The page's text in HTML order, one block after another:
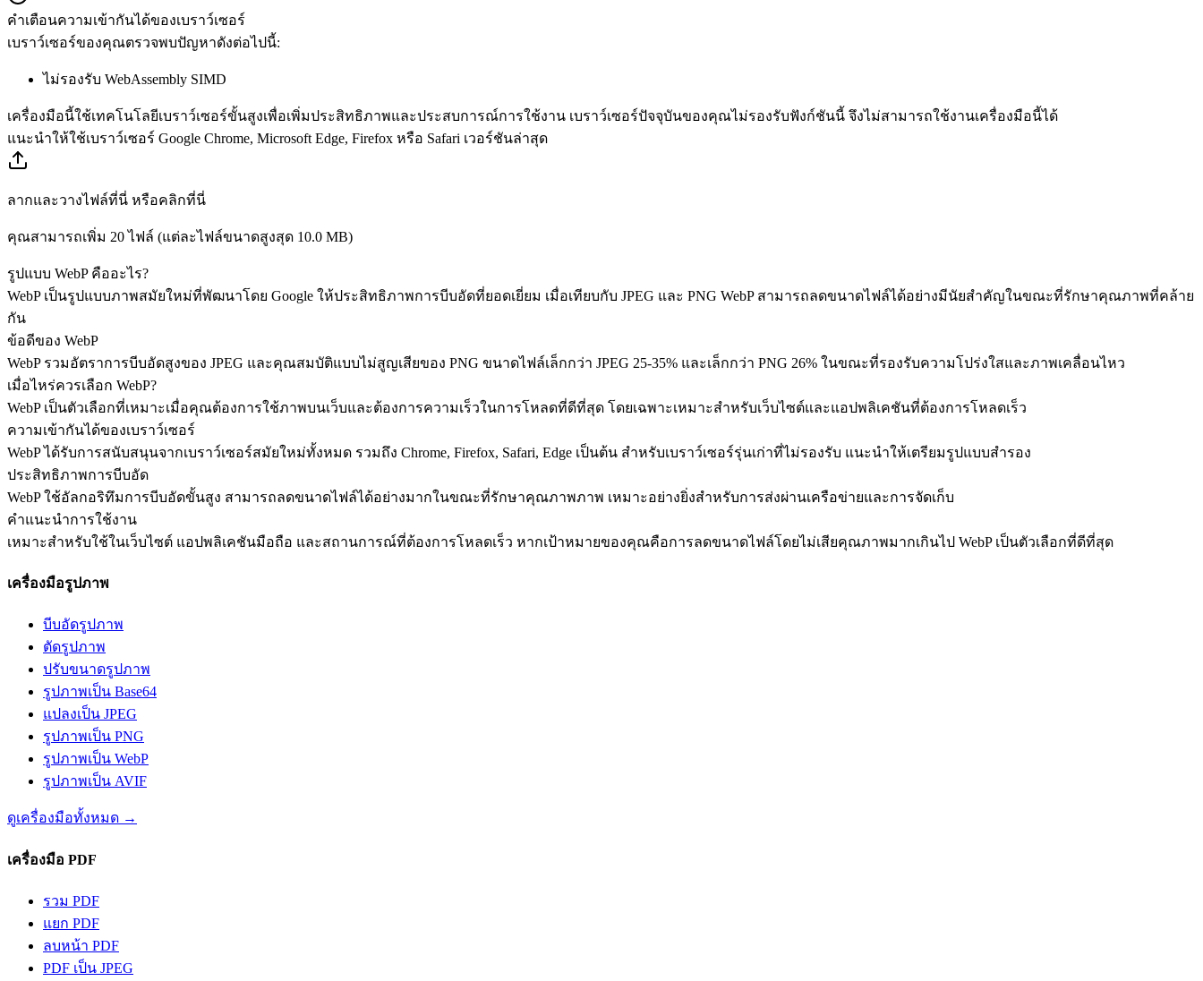
คำเตือนความเข้ากันได้ของเบราว์เซอร์
เบราว์เซอร์ของคุณตรวจพบปัญหาดังต่อไปนี้:
ไม่รองรับ WebAssembly SIMD
เครื่องมือนี้ใช้เทคโนโลยีเบราว์เซอร์ขั้นสูงเพื่อเพิ่มประสิทธิภาพและประสบการณ์การใช้งาน เบราว์เซอร์ปัจจุบันของคุณไม่รองรับฟังก์ชันนี้ จึงไม่สามารถใช้งานเครื่องมือนี้ได้
แนะนำให้ใช้เบราว์เซอร์ Google Chrome, Microsoft Edge, Firefox หรือ Safari เวอร์ชันล่าสุด
ลากและวางไฟล์ที่นี่ หรือคลิกที่นี่
คุณสามารถเพิ่ม 20 ไฟล์ (แต่ละไฟล์ขนาดสูงสุด 10.0 MB)
รูปแบบ WebP คืออะไร?
WebP เป็นรูปแบบภาพสมัยใหม่ที่พัฒนาโดย Google ให้ประสิทธิภาพการบีบอัดที่ยอดเยี่ยม เมื่อเทียบกับ JPEG และ PNG WebP สามารถลดขนาดไฟล์ได้อย่างมีนัยสำคัญในขณะที่รักษาคุณภาพที่คล้าย
กัน
ข้อดีของ WebP
WebP รวมอัตราการบีบอัดสูงของ JPEG และคุณสมบัติแบบไม่สูญเสียของ PNG ขนาดไฟล์เล็กกว่า JPEG 25-35% และเล็กกว่า PNG 26% ในขณะที่รองรับความโปร่งใสและภาพเคลื่อนไหว
เมื่อไหร่ควรเลือก WebP?
WebP เป็นตัวเลือกที่เหมาะเมื่อคุณต้องการใช้ภาพบนเว็บและต้องการความเร็วในการโหลดที่ดีที่สุด โดยเฉพาะเหมาะสำหรับเว็บไซต์และแอปพลิเคชันที่ต้องการโหลดเร็ว
ความเข้ากันได้ของเบราว์เซอร์
WebP ได้รับการสนับสนุนจากเบราว์เซอร์สมัยใหม่ทั้งหมด รวมถึง Chrome, Firefox, Safari, Edge เป็นต้น สำหรับเบราว์เซอร์รุ่นเก่าที่ไม่รองรับ แนะนำให้เตรียมรูปแบบสำรอง
ประสิทธิภาพการบีบอัด
WebP ใช้อัลกอริทึมการบีบอัดขั้นสูง สามารถลดขนาดไฟล์ได้อย่างมากในขณะที่รักษาคุณภาพภาพ เหมาะอย่างยิ่งสำหรับการส่งผ่านเครือข่ายและการจัดเก็บ
คำแนะนำการใช้งาน
เหมาะสำหรับใช้ในเว็บไซต์ แอปพลิเคชันมือถือ และสถานการณ์ที่ต้องการโหลดเร็ว หากเป้าหมายของคุณคือการลดขนาดไฟล์โดยไม่เสียคุณภาพมากเกินไป WebP เป็นตัวเลือกที่ดีที่สุด
เครื่องมือรูปภาพ
บีบอัดรูปภาพ
ตัดรูปภาพ
ปรับขนาดรูปภาพ
รูปภาพเป็น Base64
แปลงเป็น JPEG
รูปภาพเป็น PNG
รูปภาพเป็น WebP
รูปภาพเป็น AVIF
ดูเครื่องมือทั้งหมด →
เครื่องมือ PDF
รวม PDF
แยก PDF
ลบหน้า PDF
PDF เป็น JPEG